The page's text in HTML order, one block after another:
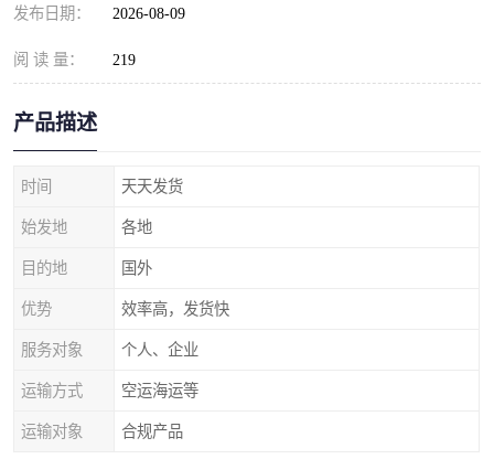
发布日期： 2026-08-09
阅 读 量： 219
产品描述
时间 天天发货
始发地 各地
目的地 国外
优势 效率高，发货快
服务对象 个人、企业
运输方式 空运海运等
运输对象 合规产品